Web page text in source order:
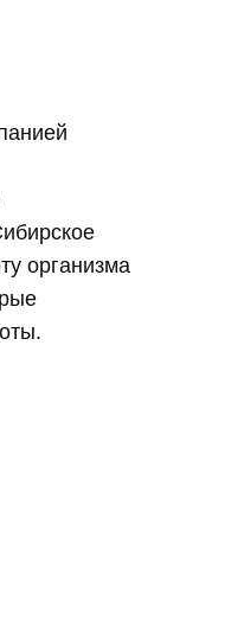
организма